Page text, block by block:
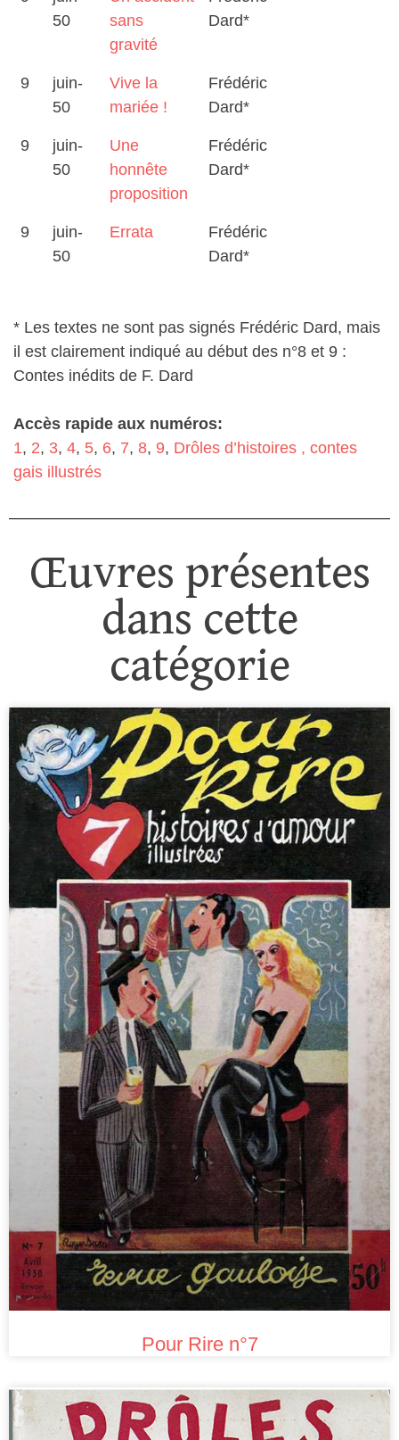
50
sans
gravité
Dard*
9
juin-
50
Vive la
mariée !
Frédéric
Dard*
9
juin-
50
Une
honnête
proposition
Frédéric
Dard*
9
juin-
50
Errata
Frédéric
Dard*
* Les textes ne sont pas signés Frédéric Dard, mais
il est clairement indiqué au début des n°8 et 9 :
Contes inédits de F. Dard
Accès rapide aux numéros:
1, 2, 3, 4, 5, 6, 7, 8, 9, Drôles d’histoires , contes
gais illustrés
Œuvres présentes
dans cette
catégorie
Pour Rire n°7